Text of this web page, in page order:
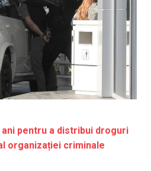
pentru a distribui droguri
organizației criminale